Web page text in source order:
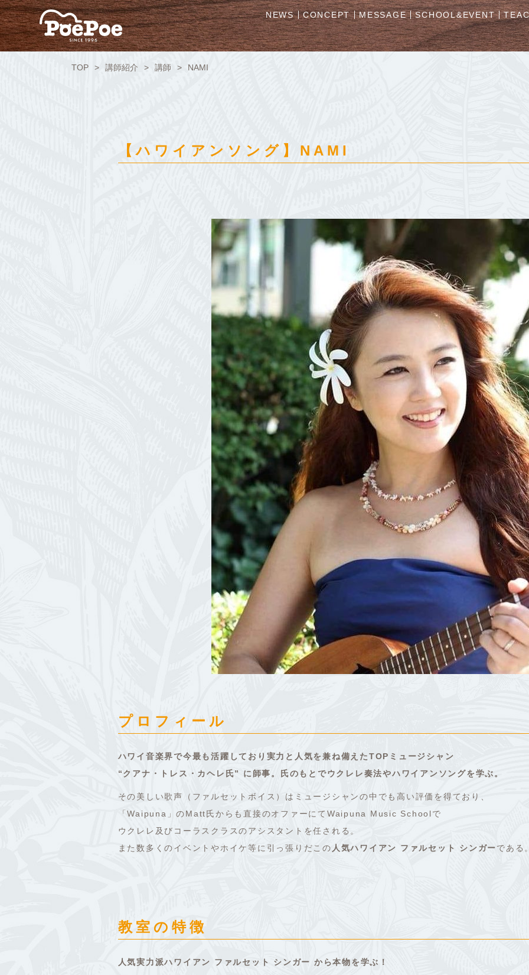
NEWS CONCEPT MESSAGE SCHOOL&EVENT
TOP 講師紹介 講師 NAMI
【ハワイアンソング】NAMI
プロフィール
ハワイ音楽界で今最も活躍しており実力と人気を兼ね備えたTOPミュージシャン
“クアナ・トレス・カヘレ氏” に師事。氏のもとでウクレレ奏法やハワイアンソングを学ぶ。
その美しい歌声（ファルセットボイス）はミュージシャンの中でも高い評価を得ており、
「Waipuna」のMatt氏からも直接のオファーにてWaipuna Music Schoolで
ウクレレ及びコーラスクラスのアシスタントを任される。
また数多くのイベントやホイケ等に引っ張りだこの 人気ハワイアン ファルセット シンガーである
教室の特徴
人気実力派ハワイアン ファルセット シンガー から本物を学ぶ！